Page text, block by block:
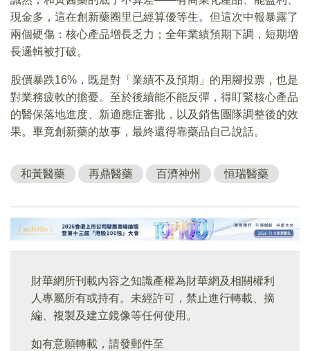
現金多，這在創新藥圈里已經算優等生。但這次中報暴露了
兩個硬傷：核心產品增長乏力；全年業績預期下調，短期增
長邏輯被打破。
股價暴跌16%，既是對「業績不及預期」的用腳投票，也是
對業務疲軟的擔憂。至於後續能不能反彈，得盯緊核心產品
的醫保落地進度、新適應症審批，以及銷售團隊調整後的效
果。畢竟創新藥的故事，最終還得靠藥品自己說話。
和黃醫藥 再鼎醫藥 百濟神州 恒瑞醫藥
財華網所刊載內容之知識產權為財華網及相關權利
人專屬所有或持有。未經許可，禁止進行轉載、摘
編、複製及建立鏡像等任何使用。
如有意願轉載，請發郵件至